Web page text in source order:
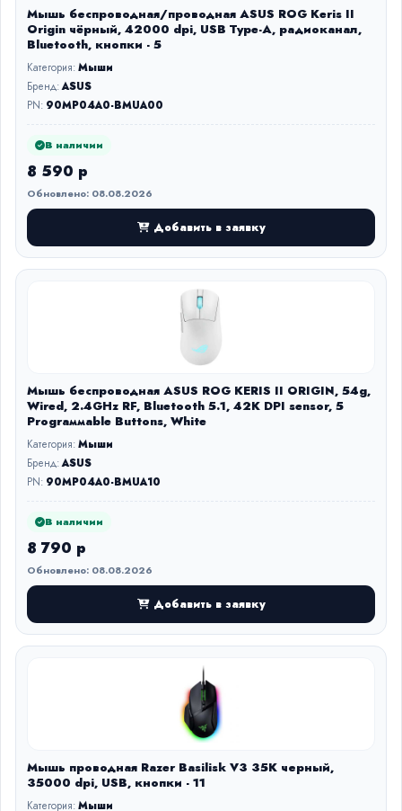
Мышь беспроводная/проводная ASUS ROG Keris II
Origin чёрный, 42000 dpi, USB Type-A, радиоканал,
Bluetooth, кнопки - 5
Категория:Мыши
Бренд:ASUS
PN: 90MP04A0-BMUA00
В наличии
8 590 р
Обновлено: 08.08.2026
Добавить в заявку
Мышь беспроводная ASUS ROG KERIS II ORIGIN, 54g,
Wired, 2.4GHz RF, Bluetooth 5.1, 42K DPI sensor, 5
Prograммable Buttons, White
Категория:Мыши
Бренд:ASUS
PN: 90MP04A0-BMUA10
В наличии
8 790 р
Обновлено: 08.08.2026
Добавить в заявку
Мышь проводная Razer Basilisk V3 35K черный,
35000 dpi, USB, кнопки - 11
Категория:Мыши